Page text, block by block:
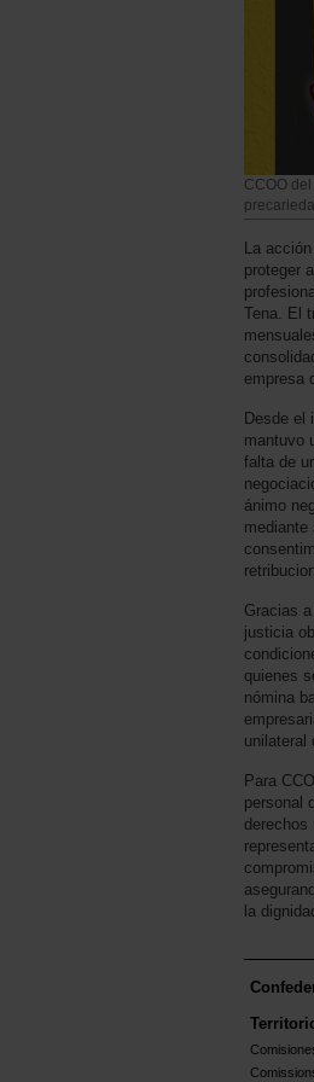
CCOO
La
proteger
Tena. El
empresa
Desde el
mantuvo
falta de
ánimo
mediante
Gracias
justicia
quienes
nómina
unilateral
Para
personal
derechos
la